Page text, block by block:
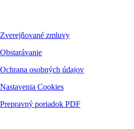
Zverejňované zmluvy
Obstarávanie
Ochrana osobných údajov
Nastavenia Cookies
Prepravný poriadok PDF